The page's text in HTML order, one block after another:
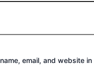
email, and website in